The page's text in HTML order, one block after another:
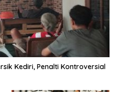
Kediri, Penalti Kontroversial